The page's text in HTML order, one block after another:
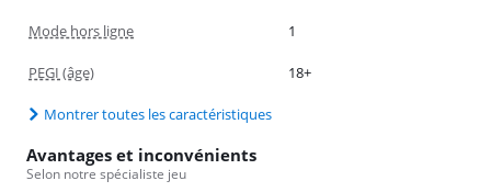
Mode hors ligne 1
PEGI (âge) 18+
Montrer toutes les caractéristiques
Avantages et inconvénients
Selon notre spécialiste jeu